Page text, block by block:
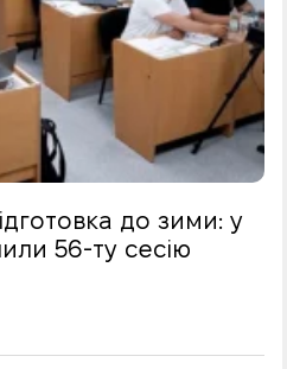
до зими: у
56-ту сесію